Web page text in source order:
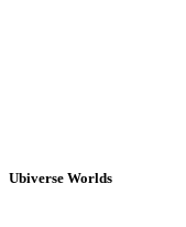
Ubiverse Worlds